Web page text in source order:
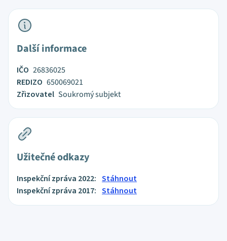
Další informace
IČO 26836025
REDIZO 650069021
Zřizovatel Soukromý subjekt
Užitečné odkazy
Inspekční zpráva 2022: Stáhnout
Inspekční zpráva 2017: Stáhnout